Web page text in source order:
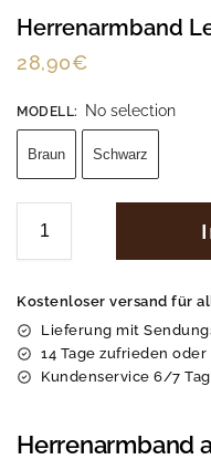
Herrenarmband
28,90€
MODELL: No selection
Braun Schwarz
Kostenloser versand für
Lieferung mit
14 Tage zufrieden
Kundenservice 6/7
Herrenarmband